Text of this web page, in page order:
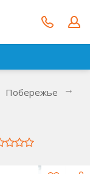
Побережье